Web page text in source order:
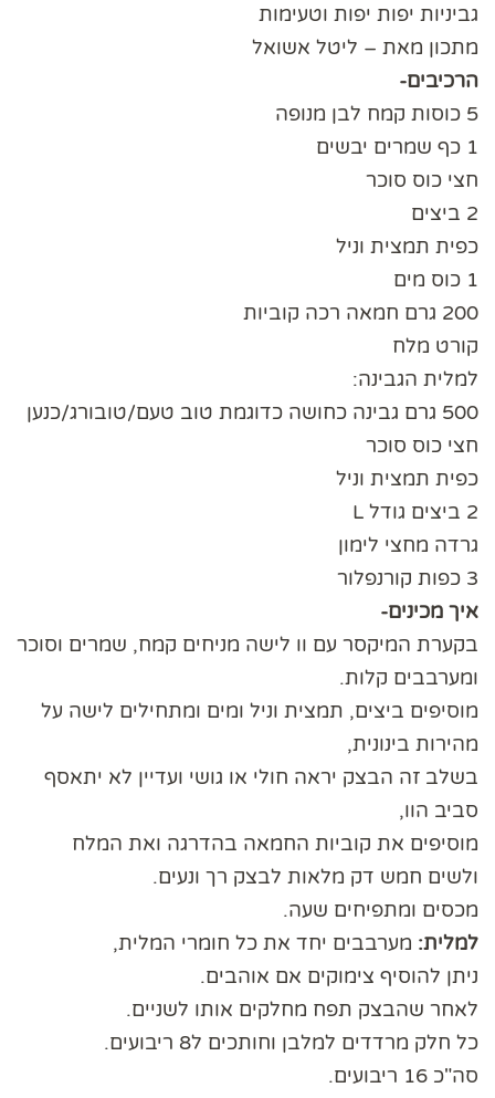
גביניות יפות יפות וטעימות
מתכון מאת – ליטל אשואל
הרכיבים-
5 כוסות קמח לבן מנופה
1 כף שמרים יבשים
חצי כוס סוכר
2 ביצים
כפית תמצית וניל
1 כוס מים
200 גרם חמאה רכה קוביות
קורט מלח
למלית הגבינה:
500 גרם גבינה כחושה כדוגמת טוב טעם/טובורג/כנען
חצי כוס סוכר
כפית תמצית וניל
2 ביצים גודל L
גרדה מחצי לימון
3 כפות קורנפלור
איך מכינים-
בקערת המיקסר עם וו לישה מניחים קמח, שמרים וסוכר
ומערבבים קלות.
מוסיפים ביצים, תמצית וניל ומים ומתחילים לישה על
מהירות בינונית,
בשלב זה הבצק יראה חולי או גושי ועדיין לא יתאסף
סביב הוו,
מוסיפים את קוביות החמאה בהדרגה ואת המלח
ולשים חמש דק מלאות לבצק רך ונעים.
מכסים ומתפיחים שעה.
למלית: מערבבים יחד את כל חומרי המלית,
ניתן להוסיף צימוקים אם אוהבים.
לאחר שהבצק תפח מחלקים אותו לשניים.
כל חלק מרדדים למלבן וחותכים ל8 ריבועים.
סה"כ 16 ריבועים.